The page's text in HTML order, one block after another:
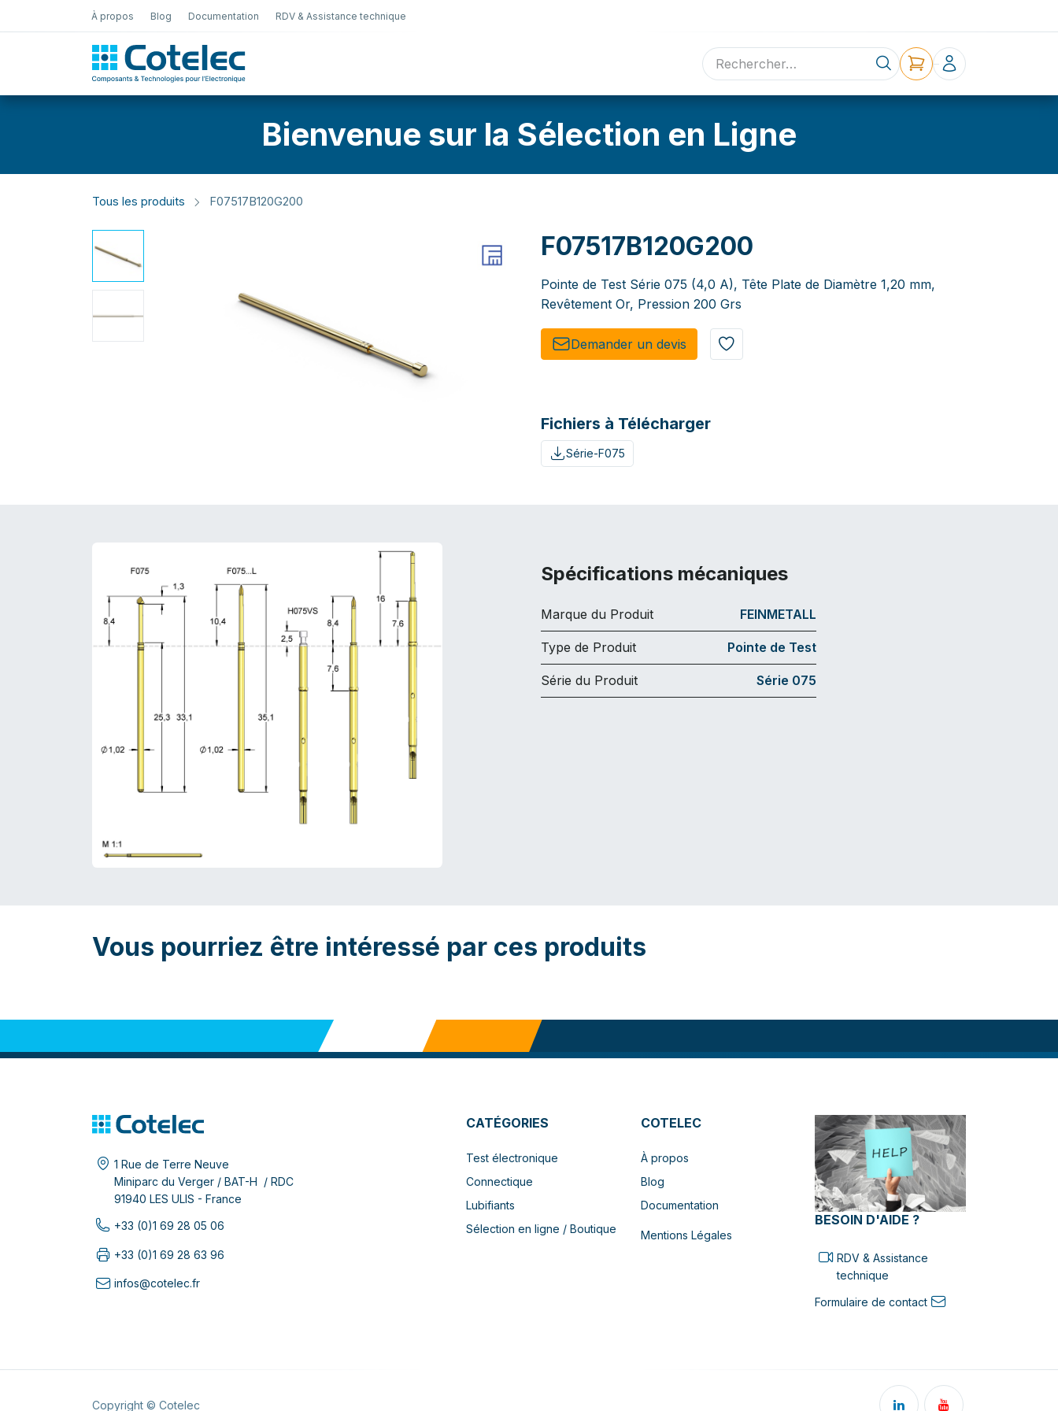
À propos Blog Documentation RDV & Assistance technique
Sélection en ligne Contact
Bienvenue sur la Sélection en Ligne
Tous les produits F07517B120G200
F07517B120G200
Pointe de Test Série 075 (4,0 A), Tête Plate de Diamètre 1,20 mm,
Revêtement Or, Pression 200 Grs
Demander un de​​vis​​
Fichiers à Télécharger
Série-F075
Spécifications mécaniques
Marque du Produit FEINMETALL
Type de Produit Pointe de Test
Série du Produit Série 075
Vous pourriez être intéressé par ces produits
1 Rue de Terre Neuve
Miniparc du Verger / BAT-H / RDC
91940 LES ULIS - France
+33 (0)1 69 28 05 06
+33 (0)1 69 28 63 96
infos@cotelec.fr
CATÉGORIES
Test électronique
Connectique
Lubifiants
Sélection en ligne / Boutique
COTELEC
À propos
Blog
Documentation
Mentions Légales
BESOIN D'AIDE ?
RDV & Assistance
technique
Formulaire de contact
Copyright © Cotelec